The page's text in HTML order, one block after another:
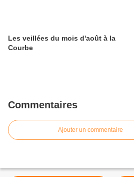
Les veillées du mois d'août à la
Courbe
Commentaires
Ajouter un commentaire